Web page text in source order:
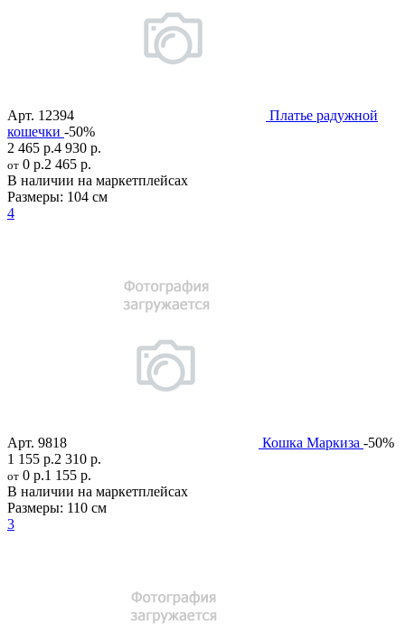
Арт. 12394
Платье радужной
кошечки -50%
2 465 р.4 930 р.
от 0 р.2 465 р.
В наличии на маркетплейсах
Размеры: 104 см
4
Арт. 9818 Кошка Маркиза -50%
1 155 р.2 310 р.
от 0 р.1 155 р.
В наличии на маркетплейсах
Размеры: 110 см
3